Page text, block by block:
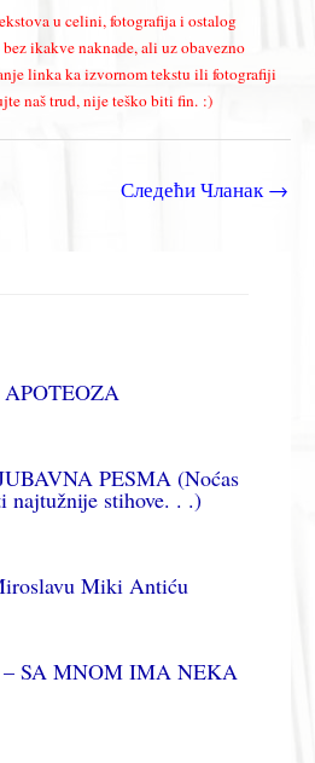
u celini, fotografija i ostalog
ikakve naknade, ali uz obavezno
linka ka izvornom tekstu ili fotografiji
naš trud, nije teško biti fin. :)
Следећи Чланак →
PESMA (Noćas
najtužnije stihove. . .)
Miki Antiću
SA MNOM IMA NEKA